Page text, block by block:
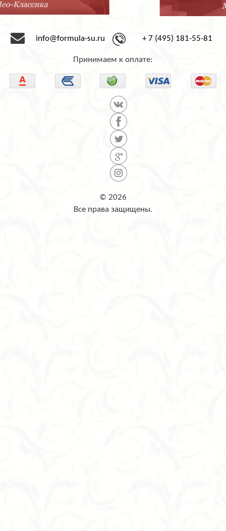
Минимализм
info@formula-su.ru + 7 (495) 181-55-81
Принимаем к оплате:
© 2026
Все права защищены.